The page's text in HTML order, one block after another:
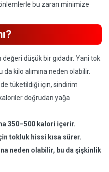
bu zararı minimize
düşük bir gıdadır. Yani tok
kilo alımına neden olabilir.
tüketildiği için, sindirim
doğrudan yağa
350–500 kalori içerir.
tokluk hissi kısa sürer.
neden olabilir, bu da şişkinlik